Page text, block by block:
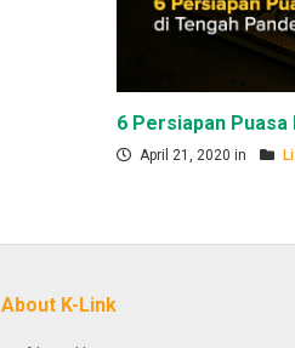
6 Persiapan Puasa
April 21, 2020 in
About K-Link